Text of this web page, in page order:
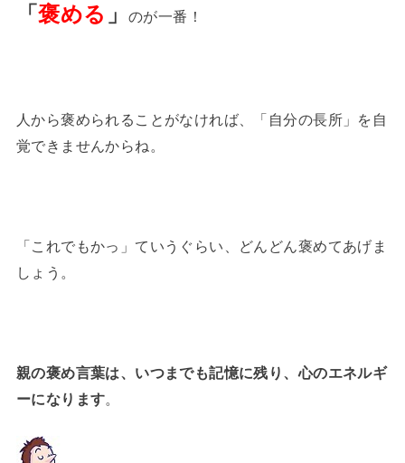
「褒める 」 のが一番！
人から褒められることがなければ、「自分の長所」を自
覚できませんからね。
「これでもかっ」ていうぐらい、どんどん褒めてあげま
しょう。
親の褒め言葉は、 いつまでも記憶に残り、心のエネルギ
ーになります。